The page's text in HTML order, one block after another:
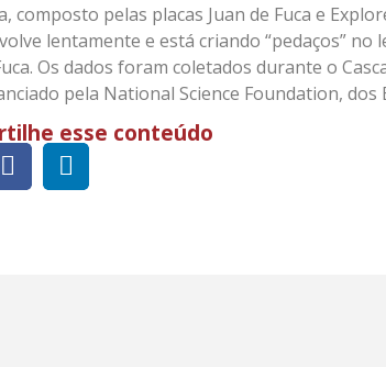
composto pelas placas Juan de Fuca e
lentamente e está criando “pedaços”
Os dados foram coletados durante o
pela National Science Foundation, dos
esse conteúdo